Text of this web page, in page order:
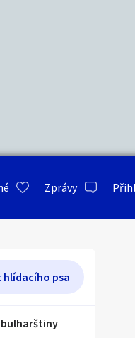
Zprávy
psa
bulharštiny